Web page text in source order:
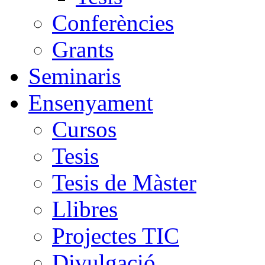
Conferències
Grants
Seminaris
Ensenyament
Cursos
Tesis
Tesis de Màster
Llibres
Projectes TIC